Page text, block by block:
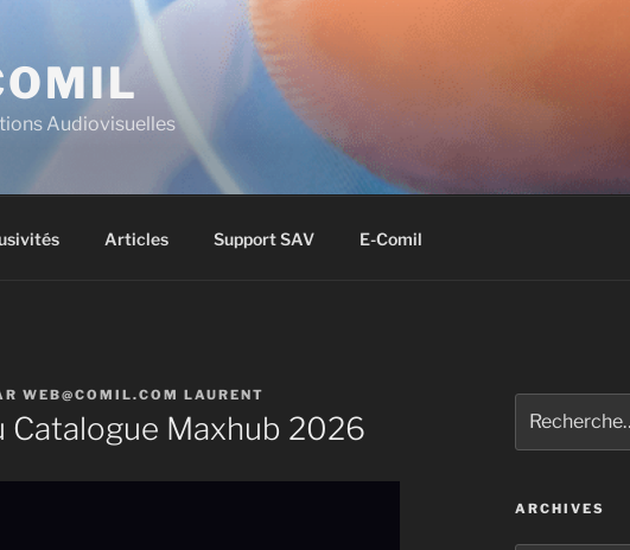
Audiovisuelles
Articles Support SAV E-Comil
WEB@COMIL.COM LAURENT
Catalogue Maxhub 2026
ARCHIVES